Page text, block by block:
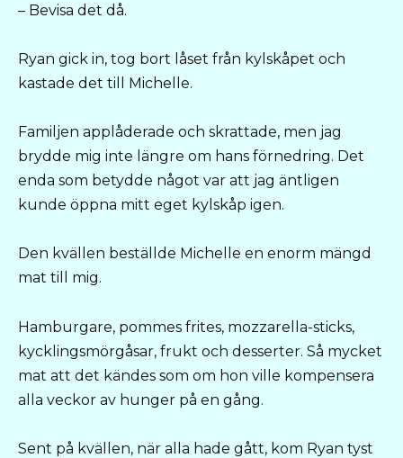
– Bevisa det då.
Ryan gick in, tog bort låset från kylskåpet och
kastade det till Michelle.
Familjen applåderade och skrattade, men jag
brydde mig inte längre om hans förnedring. Det
enda som betydde något var att jag äntligen
kunde öppna mitt eget kylskåp igen.
Den kvällen beställde Michelle en enorm mängd
mat till mig.
Hamburgare, pommes frites, mozzarella-sticks,
kycklingsmörgåsar, frukt och desserter. Så mycket
mat att det kändes som om hon ville kompensera
alla veckor av hunger på en gång.
Sent på kvällen, när alla hade gått, kom Ryan tyst